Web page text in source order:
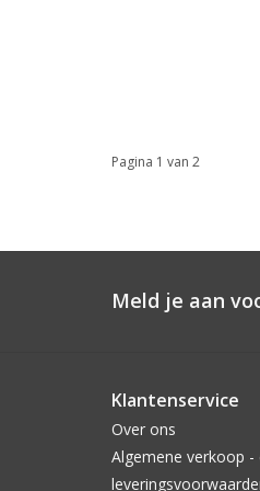
Pagina 1 van 2
Meld je aan
Klantenservice
Over ons
Algemene verkoop -